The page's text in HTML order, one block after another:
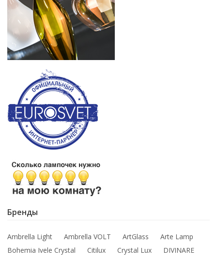
Бренды
Ambrella Light Ambrella VOLT ArtGlass
Arte Lamp
Bohemia Ivele Crystal
Citilux Crystal Lux
DIVINARE